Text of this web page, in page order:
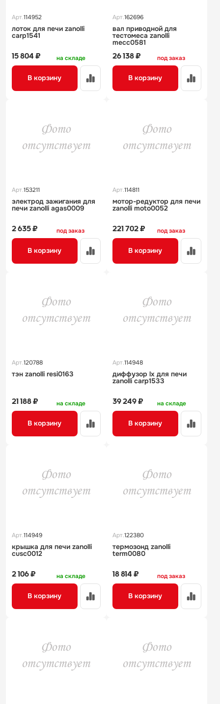
Арт.114952
лоток для печи zanolli
carp1541
на складе
15 804 ₽
В корзину
Арт.162696
вал приводной для
тестомеса zanolli
mecc0581
под заказ
26 138 ₽
В корзину
Арт.153211
электрод зажигания для
печи zanolli agas0009
под заказ
2 635 ₽
В корзину
Арт.114811
мотор-редуктор для печи
zanolli moto0052
под заказ
221 702 ₽
В корзину
Арт.120788
тэн zanolli resi0163
на складе
21 188 ₽
В корзину
Арт.114948
диффузор lx для печи
zanolli carp1533
на складе
39 249 ₽
В корзину
Арт.114949
крышка для печи zanolli
cusc0012
на складе
2 106 ₽
В корзину
Арт.122380
термозонд zanolli
term0080
под заказ
18 814 ₽
В корзину